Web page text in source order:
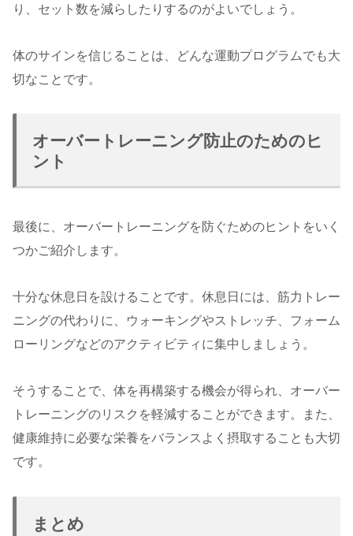
り、セット数を減らしたりするのがよいでしょう。
体のサインを信じることは、どんな運動プログラムでも大
切なことです。
オーバートレーニング防止のためのヒ
ント
最後に、オーバートレーニングを防ぐためのヒントをいく
つかご紹介します。
十分な休息日を設けることです。休息日には、筋力トレー
ニングの代わりに、ウォーキングやストレッチ、フォーム
ローリングなどのアクティビティに集中しましょう。
そうすることで、体を再構築する機会が得られ、オーバー
トレーニングのリスクを軽減することができます。また、
健康維持に必要な栄養をバランスよく摂取することも大切
です。
まとめ